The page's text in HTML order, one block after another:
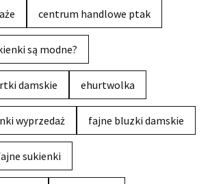
centrum handlowe ptak
są modne?
damskie ehurtwolka
wyprzedaż fajne bluzki damskie
sukienki